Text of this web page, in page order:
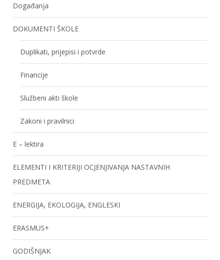
Događanja
DOKUMENTI ŠKOLE
Duplikati, prijepisi i potvrde
Financije
Službeni akti škole
Zakoni i pravilnici
E – lektira
ELEMENTI I KRITERIJI OCJENJIVANJA NASTAVNIH
PREDMETA
ENERGIJA, EKOLOGIJA, ENGLESKI
ERASMUS+
GODIŠNJAK